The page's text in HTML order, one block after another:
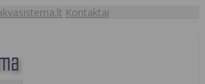
Kontaktai